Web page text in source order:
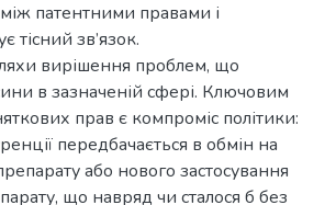
патентними правами і
тісний зв’язок.
вирішення проблем, що
в зазначеній сфері. Ключовим
прав є компроміс політики:
передбачається в обмін на
або нового застосування
що навряд чи сталося б без